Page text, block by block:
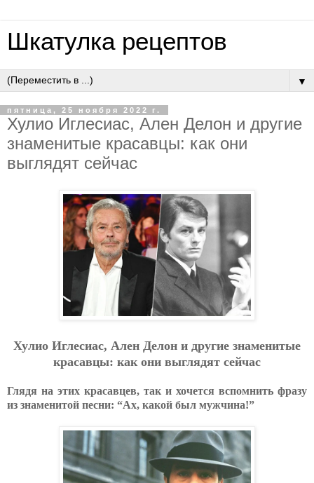
Шкатулка рецептов
▼
пятница, 25 ноября 2022 г.
Хулио Иглесиас, Ален Делон и другие
знаменитые красавцы: как они
выглядят сейчас
Хулио Иглесиас, Ален Делон и другие знаменитые
красавцы: как они выглядят сейчас
Глядя на этих красавцев, так и хочется вспомнить фразу
из знаменитой песни: “Ах, какой был мужчина!”